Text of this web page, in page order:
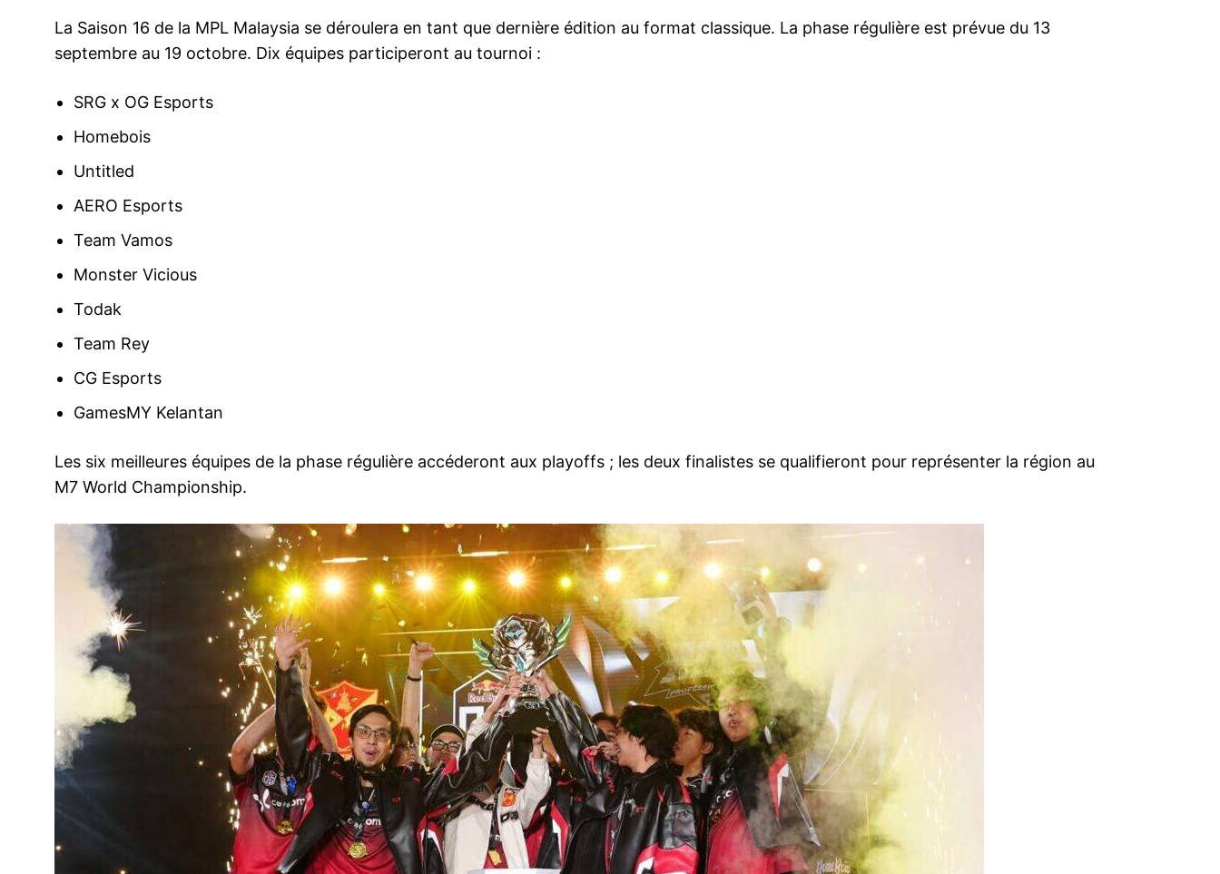
La Saison 16 de la MPL Malaysia se déroulera en tant que dernière édition au format classique. La phase régulière est prévue du 13
septembre au 19 octobre. Dix équipes participeront au tournoi :
SRG x OG Esports
Homebois
Untitled
AERO Esports
Team Vamos
Monster Vicious
Todak
Team Rey
CG Esports
GamesMY Kelantan
Les six meilleures équipes de la phase régulière accéderont aux playoffs ; les deux finalistes se qualifieront pour représenter la région au
M7 World Championship.